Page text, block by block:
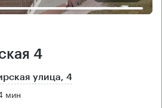
4
улица, 4
мин